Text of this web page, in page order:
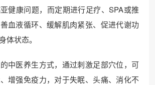
健康问题，而定期进行足疗、SPA或推
血液循环、缓解肌肉紧张、促进代谢功
体状态。
中医养生方式，通过刺激足部穴位，可
增强免疫力，对于失眠、头痛、消化不